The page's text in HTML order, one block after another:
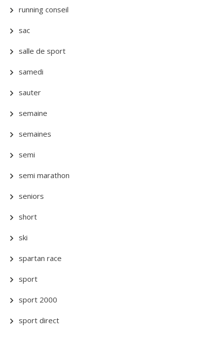
running conseil
sac
salle de sport
samedi
sauter
semaine
semaines
semi
semi marathon
seniors
short
ski
spartan race
sport
sport 2000
sport direct